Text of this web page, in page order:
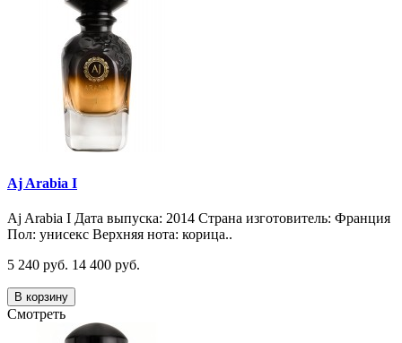
Aj Arabia I
Aj Arabia I Дата выпуска: 2014 Страна изготовитель: Франция
Пол: унисекс Верхняя нота: корица..
5 240 руб. 14 400 руб.
В корзину
Смотреть